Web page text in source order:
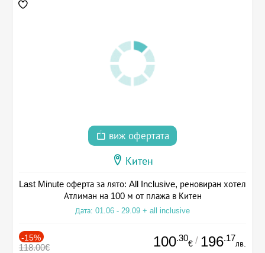
виж офертата
Китен
Last Minute оферта за лято: All Inclusive, реновиран хотел
Атлиман на 100 м от плажа в Китен
Дата: 01.06 - 29.09 + all inclusive
-15%
118.00€ 100.30
€ / 196.17
лв.